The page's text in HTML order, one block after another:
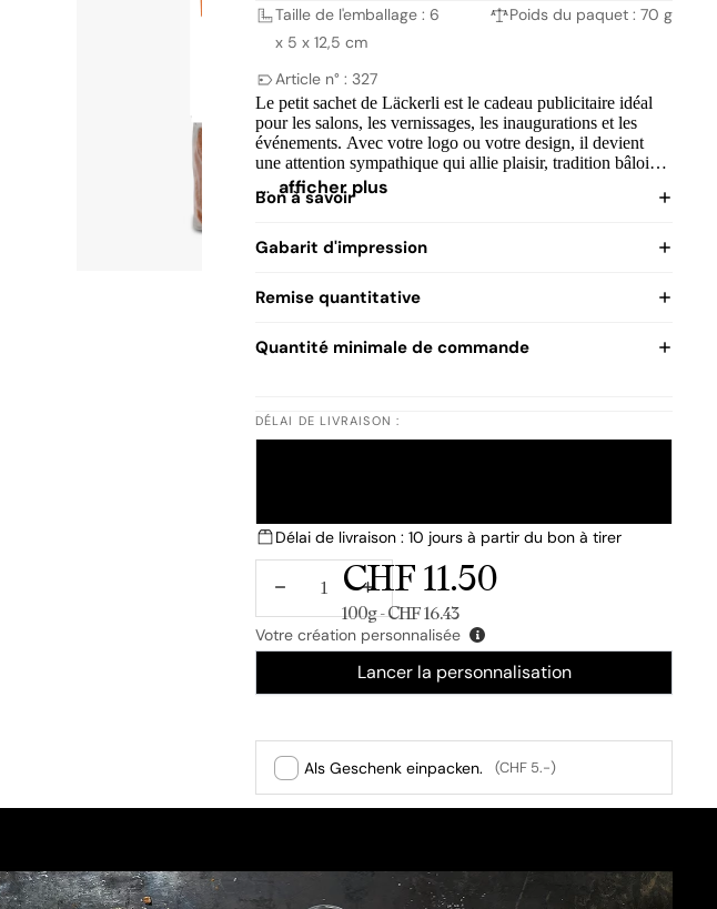
Taille de l'emballage : 6
x 5 x 12,5 cm
Poids du paquet : 70 g
Article n° : 327
Le petit sachet de Läckerli est le cadeau publicitaire idéal
pour les salons, les vernissages, les inaugurations et les
événements. Avec votre logo ou votre design, il devient
une attention sympathique qui allie plaisir, tradition bâloise
et votre marque d'une manière particulière.
… afficher plus
Bon à savoir
Gabarit d'impression
Remise quantitative
Quantité minimale de commande
DÉLAI DE LIVRAISON :
Délai de livraison : 10 jours à partir du bon à tirer
DIMINUER
QUANTITÉ
AUGMENTER
LA
QUANTITÉ
CHF 11.50
Prix unitaire
100g - CHF 16.43
Votre création personnalisée
Lancer la personnalisation
Als Geschenk einpacken. (CHF 5.-)